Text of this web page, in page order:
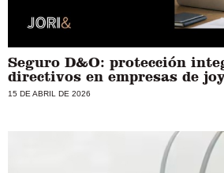
Seguro D&O: protección
directivos en empresas de
15 DE ABRIL DE 2026